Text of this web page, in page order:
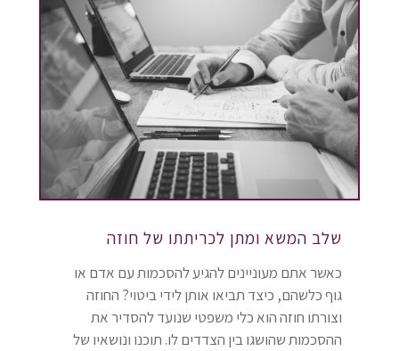
שלב המשא ומתן לכריתתו של חוזה
כאשר אתם מעוניינים להגיע להסכמות עם אדם או
גוף כלשהם, כיצד תביאו אותן לידי ביטוי? החוזה
וצורתו חוזה הוא כלי משפטי שנועד להסדיר את
ההסכמות שהושגו בין הצדדים לו. תוכנו ונושאיו של